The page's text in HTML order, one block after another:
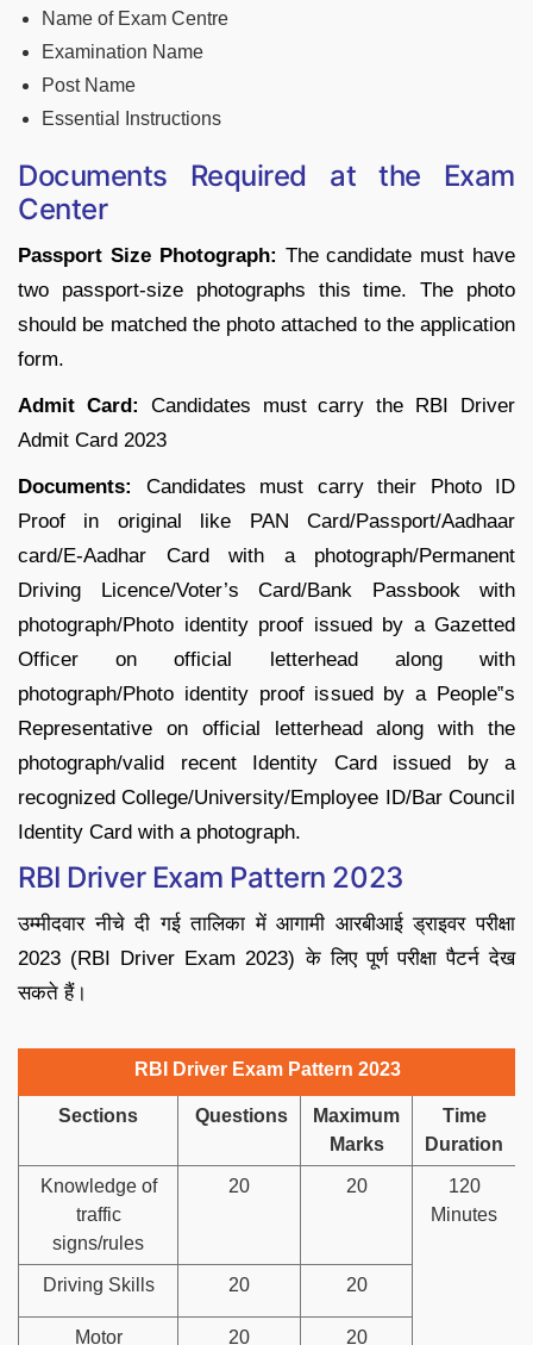
Name of Exam Centre
Examination Name
Post Name
Essential Instructions
Documents Required at the Exam
Center
Passport Size Photograph: The candidate must have
two passport-size photographs this time. The photo
should be matched the photo attached to the application
form.
Admit Card: Candidates must carry the RBI Driver
Admit Card 2023
Documents:
Candidates must carry their Photo ID
Proof in original like PAN Card/Passport/Aadhaar
card/E-Aadhar Card with a photograph/Permanent
Driving Licence/Voter’s Card/Bank Passbook with
photograph/Photo identity proof issued by a Gazetted
Officer on official letterhead along with
photograph/Photo identity proof issued by a People‟s
Representative on official letterhead along with the
photograph/valid recent Identity Card issued by a
recognized College/University/Employee ID/Bar Council
Identity Card with a photograph.
RBI Driver Exam Pattern 2023
उम्मीदवार नीचे दी गई तालिका में आगामी आरबीआई ड्राइवर परीक्षा
2023 (RBI Driver Exam 2023) के लिए पूर्ण परीक्षा पैटर्न देख
सकते हैं।
RBI Driver Exam Pattern 2023
Sections Questions
Maximum
Marks
Time
Duration
Knowledge of
traffic
signs/rules
20 20
120
Minutes
Driving Skills 20 20
Motor
20 20